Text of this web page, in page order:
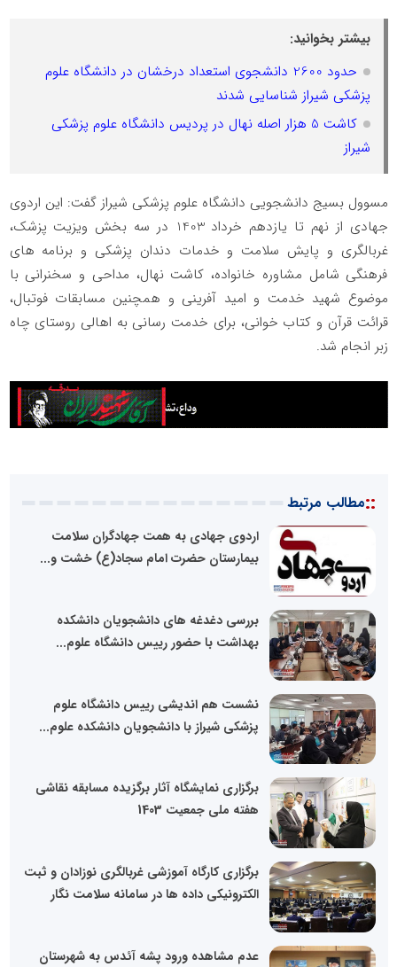
بیشتر بخوانید:
حدود 2600 دانشجوی استعداد درخشان در دانشگاه علوم
پزشکی شیراز شناسایی شدند
کاشت 5 هزار اصله نهال در پردیس دانشگاه علوم پزشکی
شیراز
مسوول بسیج دانشجویی دانشگاه علوم پزشکی شیراز گفت: این اردوی
جهادی از نهم تا یازدهم خرداد 1403 در سه بخش ویزیت پزشک،
غربالگری و پایش سلامت و خدمات دندان پزشکی و برنامه های
فرهنگی شامل مشاوره خانواده، کاشت نهال، مداحی و سخنرانی با
موضوع شهید خدمت و امید آفرینی و همچنین مسابقات فوتبال،
قرائت قرآن و کتاب خوانی، برای خدمت رسانی به اهالی روستای چاه
زبر انجام شد.
::مطالب مرتبط
اردوی جهادی به همت جهادگران سلامت
بیمارستان حضرت امام سجاد(ع) خشت و...
بررسی دغدغه های دانشجویان دانشکده
بهداشت با حضور رییس دانشگاه علوم...
نشست هم اندیشی رییس دانشگاه علوم
پزشکی شیراز با دانشجویان دانشکده علوم...
برگزاری نمایشگاه آثار برگزیده مسابقه نقاشی
هفته ملی جمعیت 1403
برگزاری کارگاه آموزشی غربالگری نوزادان و ثبت
الکترونیکی داده ها در سامانه سلامت نگار
عدم مشاهده ورود پشه آئدس به شهرستان